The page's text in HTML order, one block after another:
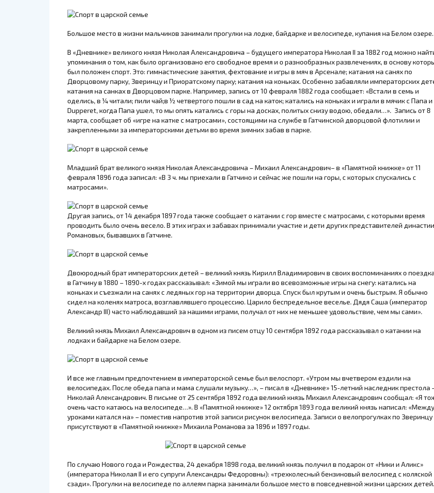
Большое место в жизни мальчиков занимали прогулки на лодке, байдарке и велосипеде, купания на Белом озере.
В «Дневнике» великого князя Николая Александровича – будущего императора Николая II за 1882 год можно
упоминания о том, как было организовано его свободное время и о разнообразных развлечениях, в основу
был положен спорт. Это: гимнастические занятия, фехтование и игры в мяч в Арсенале; катания на санях по
Дворцовому парку, Зверинцу и Приоратскому парку; катания на коньках. Особенно забавляли императорских
катания на санках в Дворцовом парке. Например, запись от 10 февраля 1882 года сообщает: «Встали в семь и
оделись, в ¼ читали; пили чай;в ½ четвертого пошли в сад на каток; катались на коньках и играли в мячик с Папа
Dupperet, когда Папа ушел, то мы опять катались с горы на досках, политых снизу водою, обедали…». Запись от 8
марта, сообщает об «игре на катке с матросами», состоящими на службе в Гатчинской дворцовой флотилии и
закрепленными за императорскими детьми во время зимних забав в парке.
Младший брат великого князя Николая Александровича – Михаил Александрович– в «Памятной книжке» от 11
февраля 1896 года записал: «В 3 ч. мы приехали в Гатчино и сейчас же пошли на горы, с которых спускались с
матросами».
Другая запись, от 14 декабря 1897 года также сообщает о катании с гор вместе с матросами, с которыми время
проводить было очень весело. В этих играх и забавах принимали участие и дети других представителей династии
Романовых, бывавших в Гатчине.
Двоюродный брат императорских детей – великий князь Кирилл Владимирович в своих воспоминаниях о
в Гатчину в 1880 – 1890-х годах рассказывал: «Зимой мы играли во всевозможные игры на снегу: катались на
коньках и съезжали на санях с ледяных гор на территории дворца. Спуск был крутым и очень быстрым. Я обычно
сидел на коленях матроса, возглавлявшего процессию. Царило беспредельное веселье. Дядя Саша (император
Александр III) часто наблюдавший за нашими играми, получал от них не меньшее удовольствие, чем мы сами».
Великий князь Михаил Александрович в одном из писем отцу 10 сентября 1892 года рассказывал о катании на
лодках и байдарке на Белом озере.
И все же главным предпочтением в императорской семье был велоспорт. «Утром мы вчетвером ездили на
велосипедах. После обеда папа и мама слушали музыку…», – писал в «Дневнике» 15-летний наследник престола
Николай Александрович. В письме от 25 сентября 1892 года великий князь Михаил Александрович сообщал: «Я
очень часто катаюсь на велосипеде…». В «Памятной книжке» 12 октября 1893 года великий князь написал: «Между
уроками катался на» – поместив напротив этой записи рисунок велосипеда. Записи о велопрогулках по Зверинцу
присутствуют в «Памятной книжке» Михаила Романова за 1896 и 1897 годы.
По случаю Нового года и Рождества, 24 декабря 1898 года, великий князь получил в подарок от «Ники и Аликс»
(императора Николая II и его супруги Александры Федоровны): «трехколесный бензиновый велосипед с коляской
сзади». Прогулки на велосипеде по аллеям парка занимали большое место в повседневной жизни царских детей.